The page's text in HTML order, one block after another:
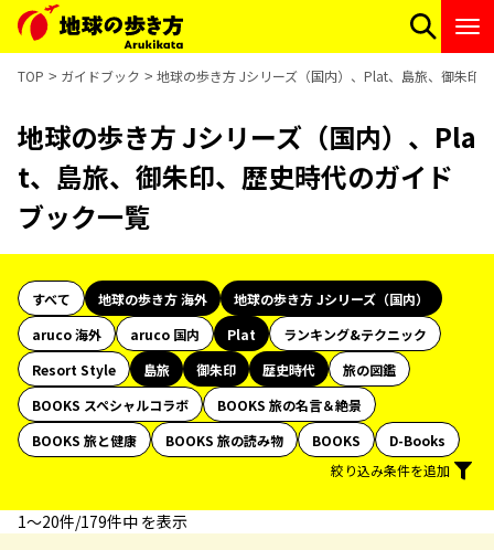
TOP ガイドブック 地球の歩き方 Jシリーズ（国内）、Plat、島旅、御朱印
地球の歩き方 Jシリーズ（国内）、Pla
t、島旅、御朱印、歴史時代のガイド
ブック一覧
すべて 地球の歩き方 海外
地球の歩き方 Jシリーズ（国内）
aruco 海外
aruco 国内 Plat
ランキング&テクニック
Resort Style
島旅 御朱印 歴史時代
旅の図鑑
BOOKS スペシャルコラボ
BOOKS 旅の名言＆絶景
BOOKS 旅と健康
BOOKS 旅の読み物 BOOKS
D-Books
絞り込み条件を追加
1〜20件/179件中 を表示